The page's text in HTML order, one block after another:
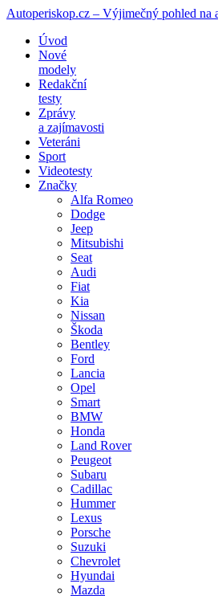
Autoperiskop.cz – Výjimečný pohled na
Přejít
obsahu
webu
Úvod
Nové
modely
Redakční
testy
Zprávy
a zajímavosti
Veteráni
Sport
Videotesty
Značky
Alfa Romeo
Dodge
Jeep
Mitsubishi
Seat
Audi
Fiat
Kia
Nissan
Škoda
Bentley
Ford
Lancia
Opel
Smart
BMW
Honda
Land Rover
Peugeot
Subaru
Cadillac
Hummer
Lexus
Porsche
Suzuki
Chevrolet
Hyundai
Mazda